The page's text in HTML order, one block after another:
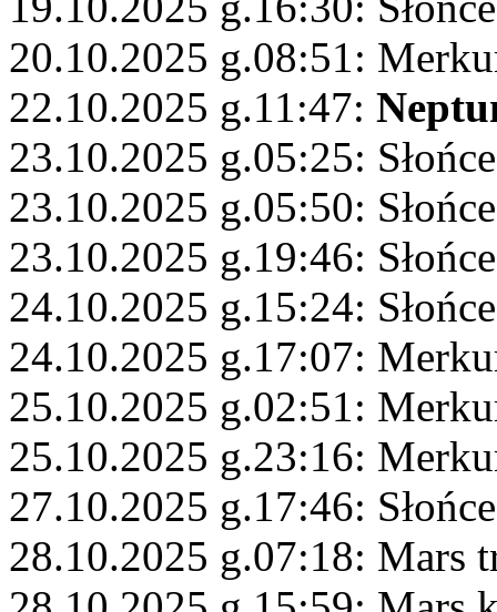
20.10.2025 g.08:51:
22.10.2025 g.11:47:
23.10.2025 g.05:25:
23.10.2025 g.05:50:
23.10.2025 g.19:46:
24.10.2025 g.15:24:
24.10.2025 g.17:07:
25.10.2025 g.02:51:
25.10.2025 g.23:16:
27.10.2025 g.17:46:
28.10.2025 g.07:18: Mars